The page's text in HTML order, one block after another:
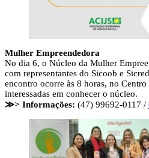
Mulher Empreendedora
No dia 6, o Núcleo da Mulher
com representantes do Sicoob e
encontro ocorre às 8 horas, no
interessadas em conhecer o núcleo.
≫> Informações: (47) 99692-0117 /